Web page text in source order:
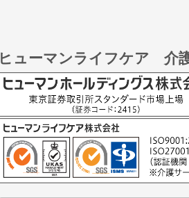
ヒューマンライフケア 介